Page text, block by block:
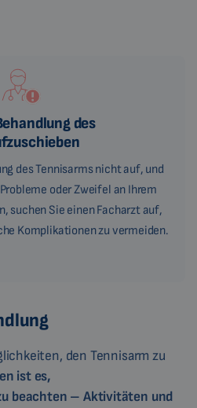
des
des Tennisarms nicht auf, und
oder Zweifel an Ihrem
suchen Sie einen Facharzt auf,
Komplikationen zu vermeiden.
den Tennisarm zu
ist es,
beachten – Aktivitäten und